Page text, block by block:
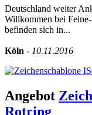
Deutschland weiter
Willkommen bei
befinden sich in...
Köln - 10.11.2016
Angebot
Rotring